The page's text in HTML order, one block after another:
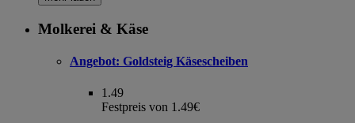
Molkerei & Käse
Angebot: Goldsteig Käsescheiben
1.49
Festpreis von 1.49€